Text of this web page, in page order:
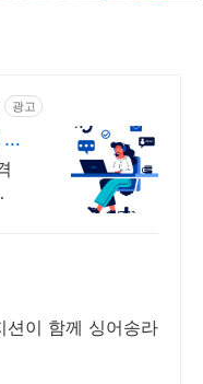
광고
션이 함께 싱어송라